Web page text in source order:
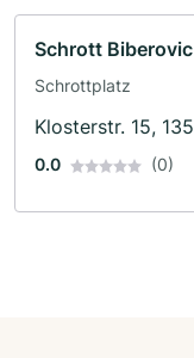
Schrott
Schrottplatz
Klosterstr. 15,
0.0 (0)